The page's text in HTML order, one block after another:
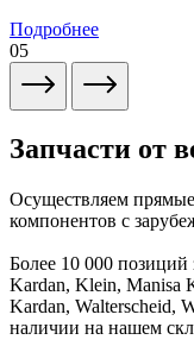
Подробнее
05
Запчасти от
Осуществляем
компонентов с
Более 10 000 позиций
Kardan, Klein, Manisa
Kardan, Walterscheid,
наличии на нашем